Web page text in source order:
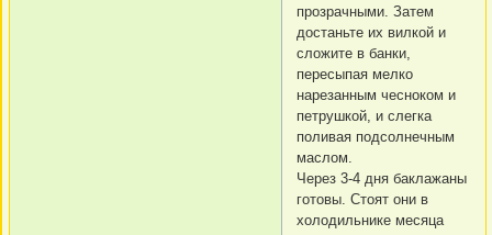
прозрачными. Затем
достаньте их вилкой и
сложите в банки,
пересыпая мелко
нарезанным чесноком и
петрушкой, и слегка
поливая подсолнечным
маслом.
Через 3-4 дня баклажаны
готовы. Стоят они в
холодильнике месяца